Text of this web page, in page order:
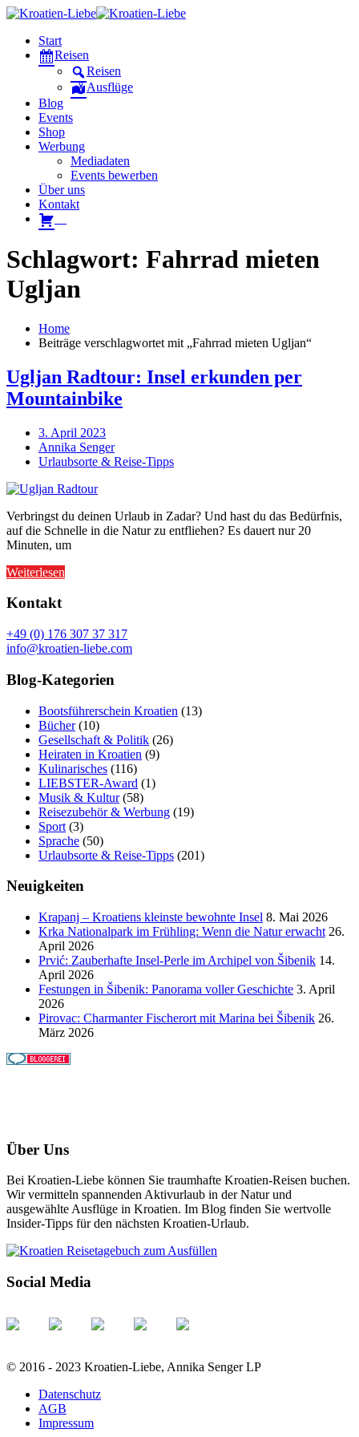
Start
Reisen
Reisen
Ausflüge
Blog
Events
Shop
Werbung
Mediadaten
Events bewerben
Über uns
Kontakt
Schlagwort: Fahrrad mieten
Ugljan
Home
Beiträge verschlagwortet mit „Fahrrad mieten Ugljan“
Ugljan Radtour: Insel erkunden per
Mountainbike
3. April 2023
Annika Senger
Urlaubsorte & Reise-Tipps
Verbringst du deinen Urlaub in Zadar? Und hast du das Bedürfnis,
auf die Schnelle in die Natur zu entfliehen? Es dauert nur 20
Minuten, um
Weiterlesen
Kontakt
+49 (0) 176 307 37 317
info@kroatien-liebe.com
Blog-Kategorien
Bootsführerschein Kroatien (13)
Bücher(10)
Gesellschaft & Politik (26)
Heiraten in Kroatien (9)
Kulinarisches (116)
LIEBSTER-Award (1)
Musik & Kultur(58)
Reisezubehör & Werbung (19)
Sport (3)
Sprache (50)
Urlaubsorte & Reise-Tipps (201)
Neuigkeiten
Krapanj – Kroatiens kleinste bewohnte Insel 8. Mai 2026
Krka Nationalpark im Frühling: Wenn die Natur erwacht 26.
April 2026
Prvić: Zauberhafte Insel-Perle im Archipel von Šibenik 14.
April 2026
Festungen in Šibenik: Panorama voller Geschichte 3. April
2026
Pirovac: Charmanter Fischerort mit Marina bei Šibenik 26.
März 2026
Über Uns
Bei Kroatien-Liebe können Sie traumhafte Kroatien-Reisen buchen.
Wir vermitteln spannenden Aktivurlaub in der Natur und
ausgewählte Ausflüge in Kroatien. Im Blog finden Sie wertvolle
Insider-Tipps für den nächsten Kroatien-Urlaub.
Social Media
© 2016 - 2023 Kroatien-Liebe, Annika Senger LP
Datenschutz
AGB
Impressum